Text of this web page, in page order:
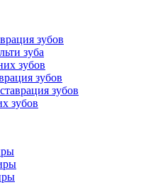
зубов
зуба
зубов
зубов
зубов
зубов